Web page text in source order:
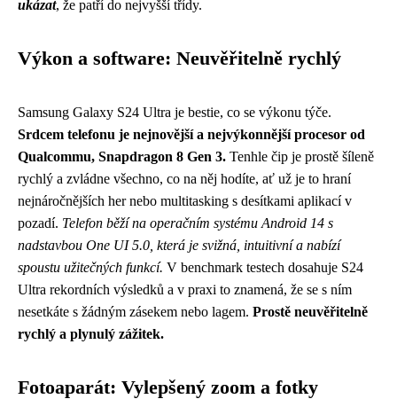
ukázat, že patří do nejvyšší třídy.
Výkon a software: Neuvěřitelně rychlý
Samsung Galaxy S24 Ultra je bestie, co se výkonu týče.
Srdcem telefonu je nejnovější a nejvýkonnější procesor od
Qualcommu, Snapdragon 8 Gen 3. Tenhle čip je prostě šíleně
rychlý a zvládne všechno, co na něj hodíte, ať už je to hraní
nejnáročnějších her nebo multitasking s desítkami aplikací v
pozadí. Telefon běží na operačním systému Android 14 s
nadstavbou One UI 5.0, která je svižná, intuitivní a nabízí
spoustu užitečných funkcí. V benchmark testech dosahuje S24
Ultra rekordních výsledků a v praxi to znamená, že se s ním
nesetkáte s žádným zásekem nebo lagem. Prostě neuvěřitelně
rychlý a plynulý zážitek.
Fotoaparát: Vylepšený zoom a fotky